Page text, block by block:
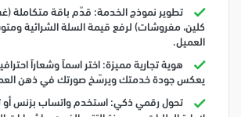
تطوير نموذج الخدمة: قدّم باقة متكاملة
كلين، مفروشات) لرفع قيمة السلة الشرائية
العميل.
هوية تجارية مميزة: اختر اسماً وشعاراً
يعكس جودة خدمتك ويرسّخ صورتك في ذهن
تحول رقمي ذكي: استخدم واتساب بزنس أو